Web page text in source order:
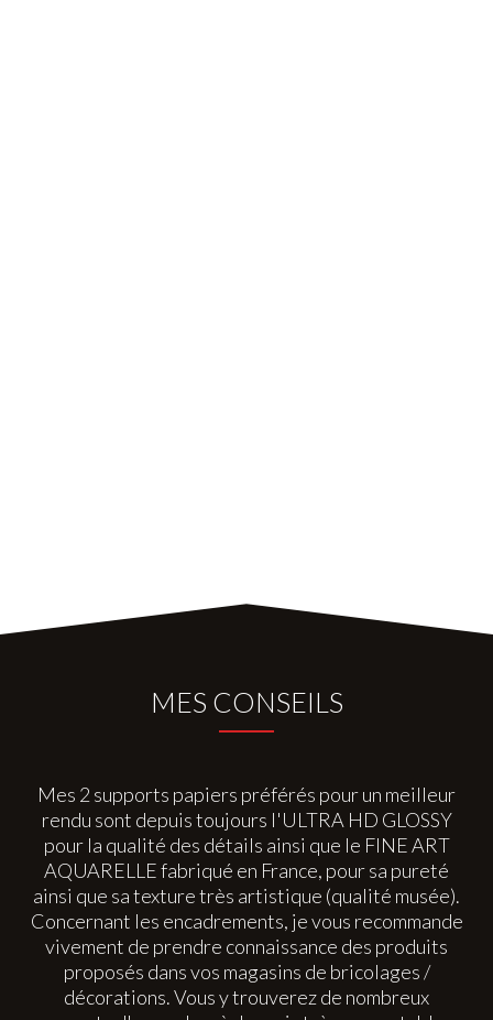
MES CONSEILS
Mes 2 supports papiers préférés pour un meilleur
rendu sont depuis toujours l'ULTRA HD GLOSSY
pour la qualité des détails ainsi que le FINE ART
AQUARELLE fabriqué en France, pour sa pureté
ainsi que sa texture très artistique (qualité musée).
Concernant les encadrements, je vous recommande
vivement de prendre connaissance des produits
proposés dans vos magasins de bricolages /
décorations. Vous y trouverez de nombreux